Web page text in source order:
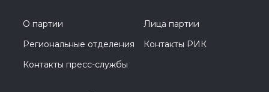
О партии
Лица партии
Региональные отделения
Контакты РИК
Контакты пресс-службы